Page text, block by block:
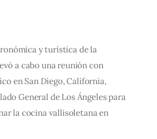
y turística de la
a cabo una reunión con
en San Diego, California,
General de Los Ángeles para
la cocina vallisoletana en